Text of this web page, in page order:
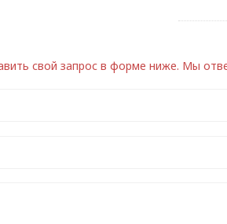
свой запрос в форме ниже. Мы